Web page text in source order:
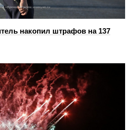
накопил штрафов на 137